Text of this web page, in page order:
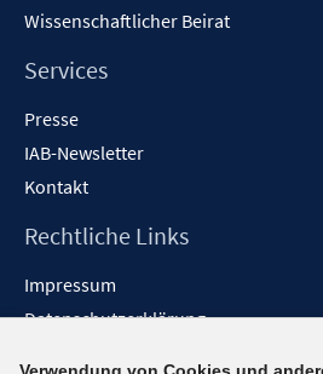
Wissenschaftlicher Beirat
Services
Presse
IAB-Newsletter
Kontakt
Rechtliche Links
Impressum
Datenschutzerklärung